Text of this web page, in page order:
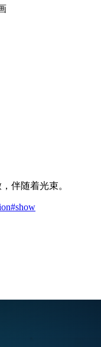
伴随着光束。
#show